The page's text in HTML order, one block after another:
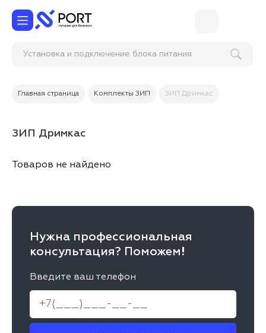
Установка и подключение блока питания
Главная страница Комплекты ЗИП ЗИП Дримкас
ЗИП Дримкас
Товаров не найдено
Нужна профессиональная
консультация? Поможем!
Введите ваш телефон